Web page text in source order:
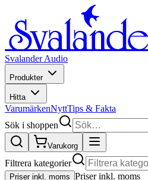
Svalander Audio
Produkter
Hitta
VarumärkenNyttTips & Fakta
Sök i shoppen
Varukorg
Filtrera kategorier
Priser inkl. moms Priser inkl. moms